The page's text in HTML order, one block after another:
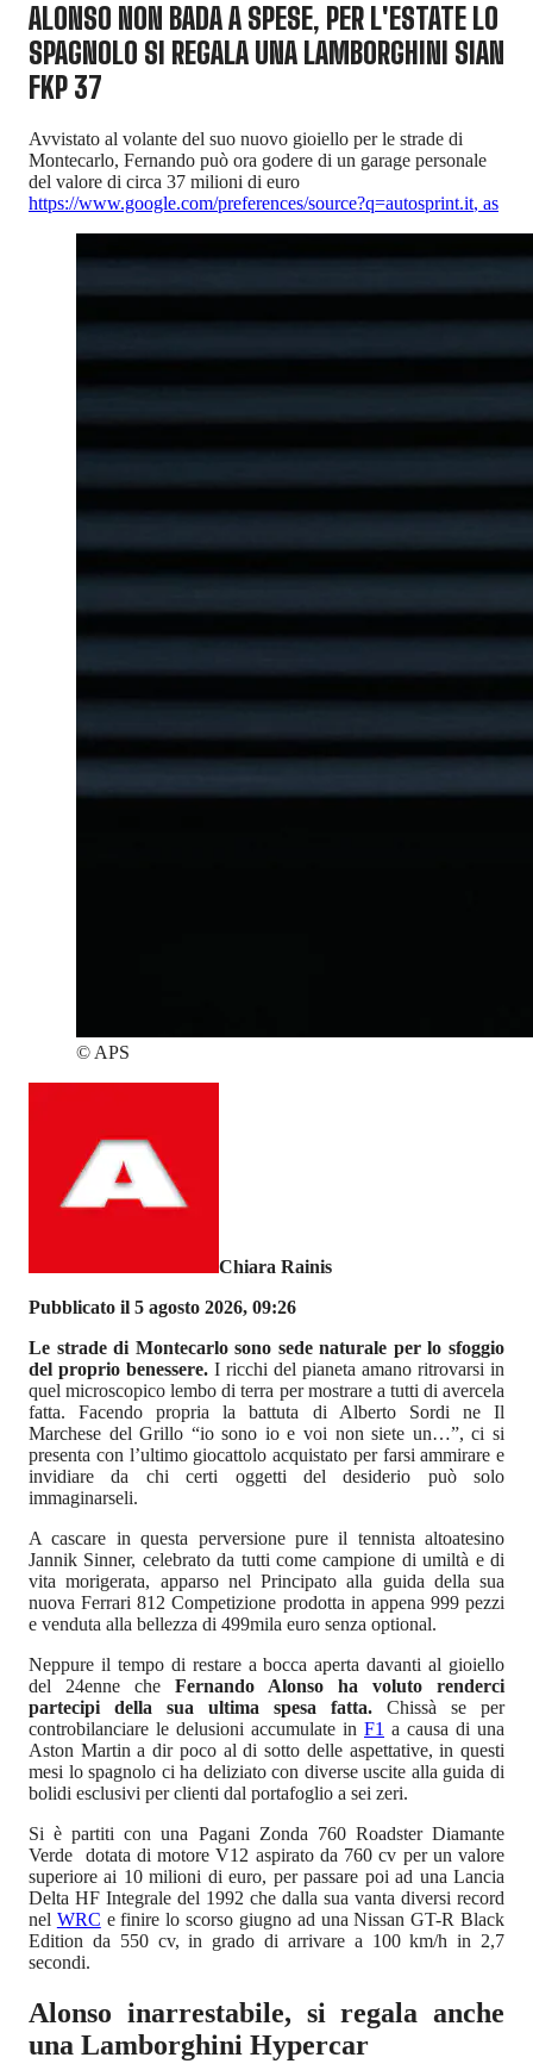
ALONSO NON BADA A SPESE, PER L'ESTATE LO
SPAGNOLO SI REGALA UNA LAMBORGHINI SIAN
FKP 37
Avvistato al volante del suo nuovo gioiello per le strade di
Montecarlo, Fernando può ora godere di un garage personale
del valore di circa 37 milioni di euro
https://www.google.com/preferences/source?q=autosprint.it, as
© APS
Chiara Rainis
Pubblicato il 5 agosto 2026, 09:26
Le strade di Montecarlo sono sede naturale per lo sfoggio
del proprio benessere. I ricchi del pianeta amano ritrovarsi in
quel microscopico lembo di terra per mostrare a tutti di avercela
fatta. Facendo propria la battuta di Alberto Sordi ne Il
Marchese del Grillo “io sono io e voi non siete un…”, ci si
presenta con l’ultimo giocattolo acquistato per farsi ammirare e
invidiare da chi certi oggetti del desiderio può solo
immaginarseli.
A cascare in questa perversione pure il tennista altoatesino
Jannik Sinner, celebrato da tutti come campione di umiltà e di
vita morigerata, apparso nel Principato alla guida della sua
nuova Ferrari 812 Competizione prodotta in appena 999 pezzi
e venduta alla bellezza di 499mila euro senza optional.
Neppure il tempo di restare a bocca aperta davanti al gioiello
del 24enne che Fernando Alonso ha voluto renderci
partecipi della sua ultima spesa fatta. Chissà se per
controbilanciare le delusioni accumulate in F1 a causa di una
Aston Martin a dir poco al di sotto delle aspettative, in questi
mesi lo spagnolo ci ha deliziato con diverse uscite alla guida di
bolidi esclusivi per clienti dal portafoglio a sei zeri.
Si è partiti con una Pagani Zonda 760 Roadster Diamante
Verde dotata di motore V12 aspirato da 760 cv per un valore
superiore ai 10 milioni di euro, per passare poi ad una Lancia
Delta HF Integrale del 1992 che dalla sua vanta diversi record
nel WRC e finire lo scorso giugno ad una Nissan GT-R Black
Edition da 550 cv, in grado di arrivare a 100 km/h in 2,7
secondi.
Alonso inarrestabile, si regala anche
una Lamborghini Hypercar